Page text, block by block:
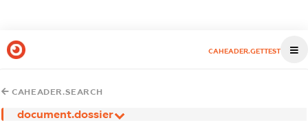
CAHEADER.GETTEST
CAHEADER.SEARCH
document.dossier